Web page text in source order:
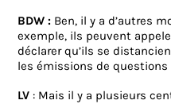
BDW : Ben, il y a d’autres
exemple, ils peuvent
déclarer qu’ils se
les émissions de
LV : Mais il y a plusieurs